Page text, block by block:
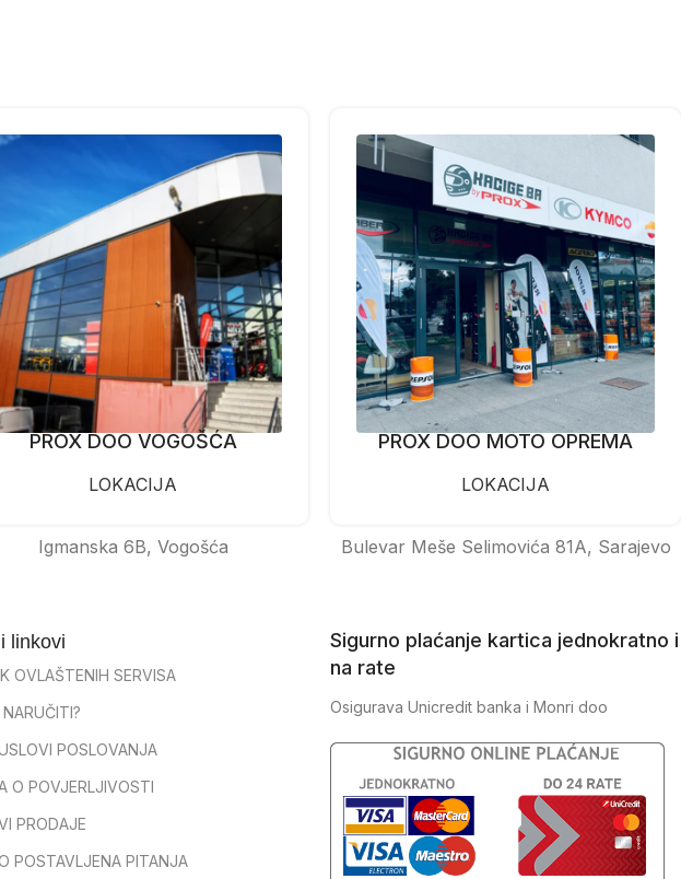
PROX DOO VOGOŠĆA
LOKACIJA
Igmanska 6B, Vogošća
PROX DOO MOTO OPREMA
LOKACIJA
Bulevar Meše Selimovića 81A, Sarajevo
linkovi
OVLAŠTENIH SERVISA
POSLOVANJA
O POVJERLJIVOSTI
PRODAJE
POSTAVLJENA PITANJA
Sigurno plaćanje kartica jednokratno i
na rate
Osigurava Unicredit banka i Monri doo